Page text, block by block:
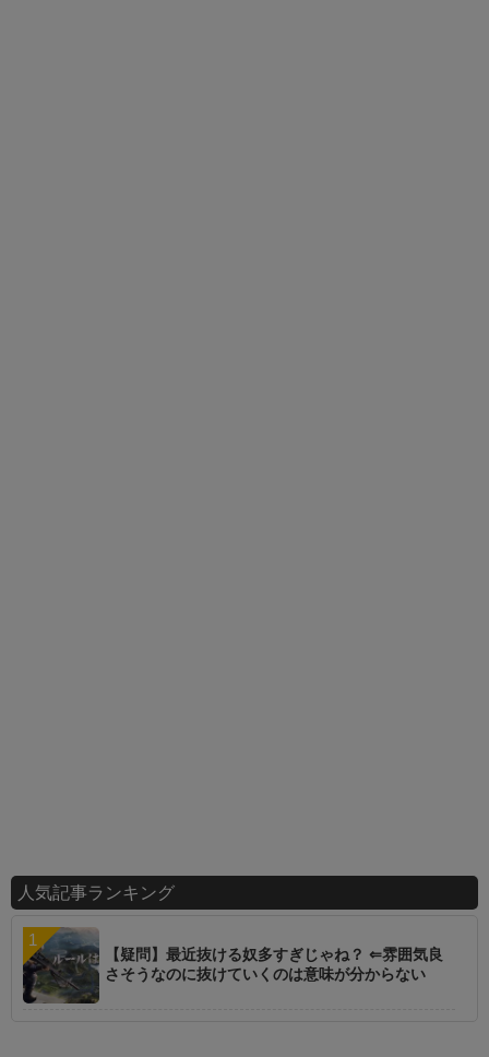
人気記事ランキング
【疑問】最近抜ける奴多すぎじゃね？ ⇐雰囲気良
さそうなのに抜けていくのは意味が分からない